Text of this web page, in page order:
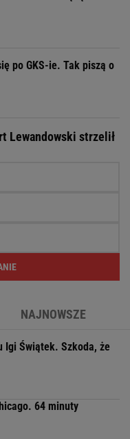
po GKS-ie. Tak piszą o
Lewandowski strzelił
NAJNOWSZE
Igi Świątek. Szkoda, że
64 minuty